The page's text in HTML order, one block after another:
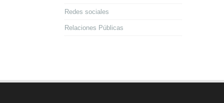
Redes sociales
Relaciones Públicas